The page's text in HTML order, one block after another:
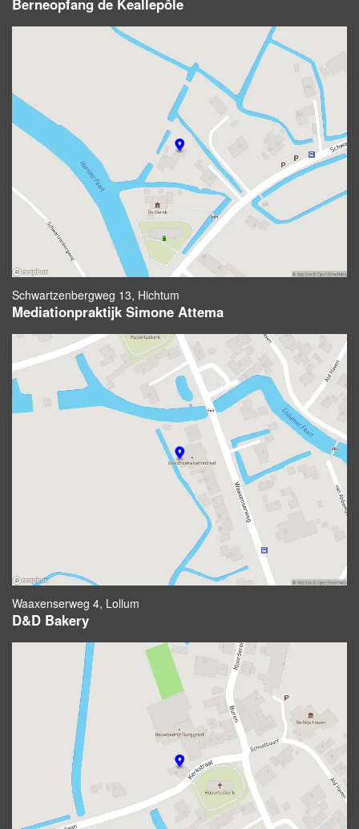
Schwartzenbergweg 13, Hichtum
Mediationpraktijk Simone Attema
Waaxenserweg 4, Lollum
D&D Bakery